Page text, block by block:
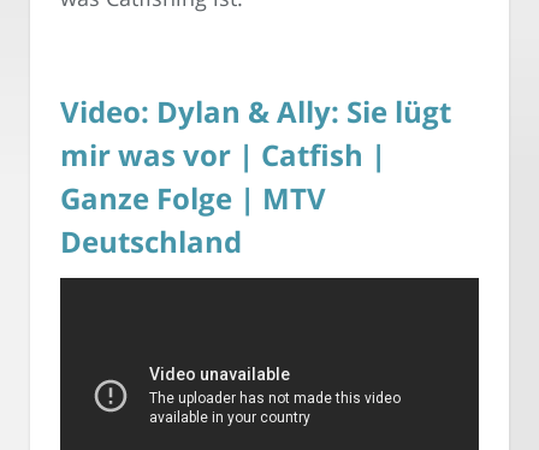
Video: Dylan & Ally: Sie lügt
mir was vor | Catfish |
Ganze Folge | MTV
Deutschland